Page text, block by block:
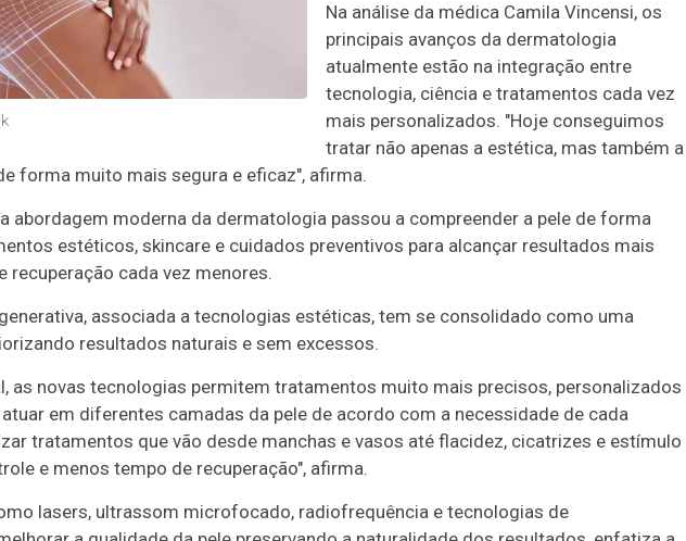
Na análise da médica Camila Vincensi, os
principais avanços da dermatologia
atualmente estão na integração entre
tecnologia, ciência e tratamentos cada vez
mais personalizados. "Hoje conseguimos
tratar não apenas a estética, mas também a
forma muito mais segura e eficaz", afirma.
abordagem moderna da dermatologia passou a compreender a pele de forma
estéticos, skincare e cuidados preventivos para alcançar resultados mais
cada vez menores.
associada a tecnologias estéticas, tem se consolidado como uma
resultados naturais e sem excessos.
as novas tecnologias permitem tratamentos muito mais precisos, personalizados
em diferentes camadas da pele de acordo com a necessidade de cada
tratamentos que vão desde manchas e vasos até flacidez, cicatrizes e estímulo
e menos tempo de recuperação", afirma.
lasers, ultrassom microfocado, radiofrequência e tecnologias de